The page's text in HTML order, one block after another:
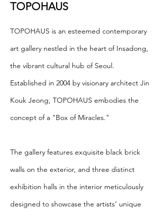
TOPOHAUS
TOPOHAUS is an esteemed contemporary
art gallery nestled in the heart of Insadong,
the vibrant cultural hub of Seoul.
Established in 2004 by visionary architect Jin
Kouk Jeong, TOPOHAUS embodies the
concept of a "Box of Miracles."
The gallery features exquisite black brick
walls on the exterior, and three distinct
exhibition halls in the interior meticulously
designed to showcase the artists’ unique